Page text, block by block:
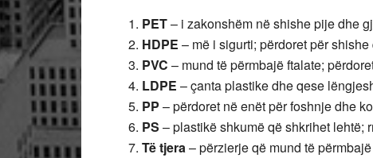
PET– i zakonshëm në shishe pije dhe
HDPE – më i sigurti; përdoret për
PVC – mund të përmbajë ftalate;
LDPE – çanta plastike dhe qese
PP – përdoret në enët për foshnje dhe
PS – plastikë shkumë që shkrihet lehtë;
Të tjera– përzierje që mund të